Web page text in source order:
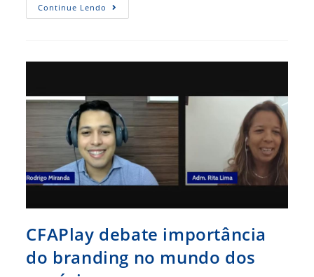
Continue Lendo Marketing
E
CFAPlay debate importância
do branding no mundo dos